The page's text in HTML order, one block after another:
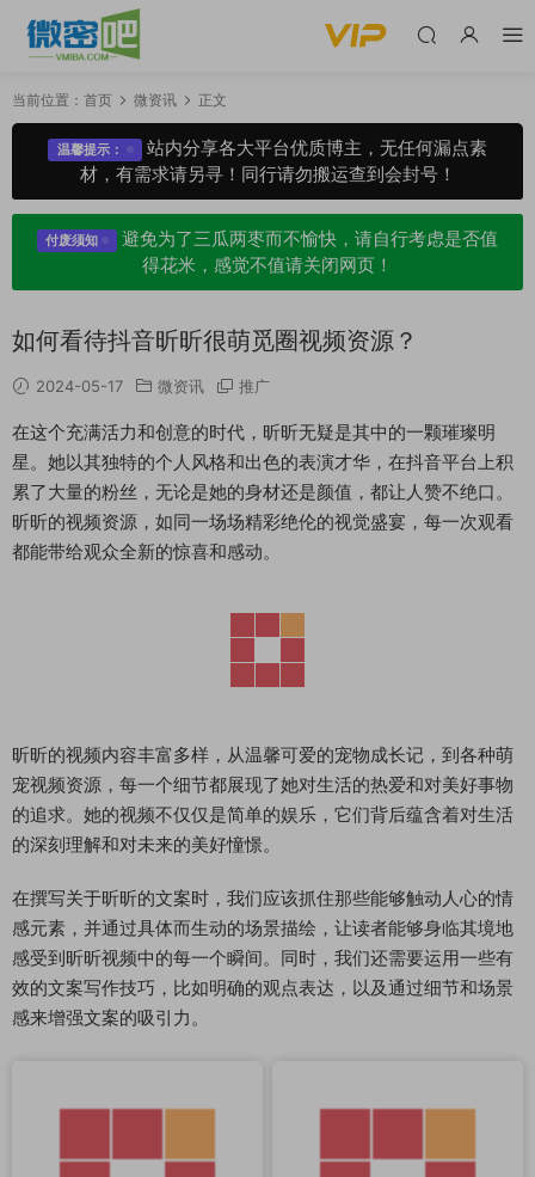
当前位置： 首页 微资讯 正文
温馨提示：
站内分享各大平台优质博主，无任何漏点素
材，有需求请另寻！同行请勿搬运查到会封号！
付废须知
避免为了三瓜两枣而不愉快，请自行考虑是否值
得花米，感觉不值请关闭网页！
如何看待抖音昕昕很萌觅圈视频资源？
2024-05-17 微资讯 推广
在这个充满活力和创意的时代，昕昕无疑是其中的一颗璀璨明
星。她以其独特的个人风格和出色的表演才华，在抖音平台上积
累了大量的粉丝，无论是她的身材还是颜值，都让人赞不绝口。
昕昕的视频资源，如同一场场精彩绝伦的视觉盛宴，每一次观看
都能带给观众全新的惊喜和感动。
昕昕的视频内容丰富多样，从温馨可爱的宠物成长记，到各种萌
宠视频资源，每一个细节都展现了她对生活的热爱和对美好事物
的追求。她的视频不仅仅是简单的娱乐，它们背后蕴含着对生活
的深刻理解和对未来的美好憧憬。
在撰写关于昕昕的文案时，我们应该抓住那些能够触动人心的情
感元素，并通过具体而生动的场景描绘，让读者能够身临其境地
感受到昕昕视频中的每一个瞬间。同时，我们还需要运用一些有
效的文案写作技巧，比如明确的观点表达，以及通过细节和场景
感来增强文案的吸引力。